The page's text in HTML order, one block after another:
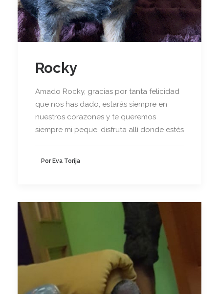
Rocky
Amado Rocky, gracias por tanta felicidad
que nos has dado, estarás siempre en
nuestros corazones y te queremos
siempre mi peque, disfruta allí donde estés
Por Eva Torija